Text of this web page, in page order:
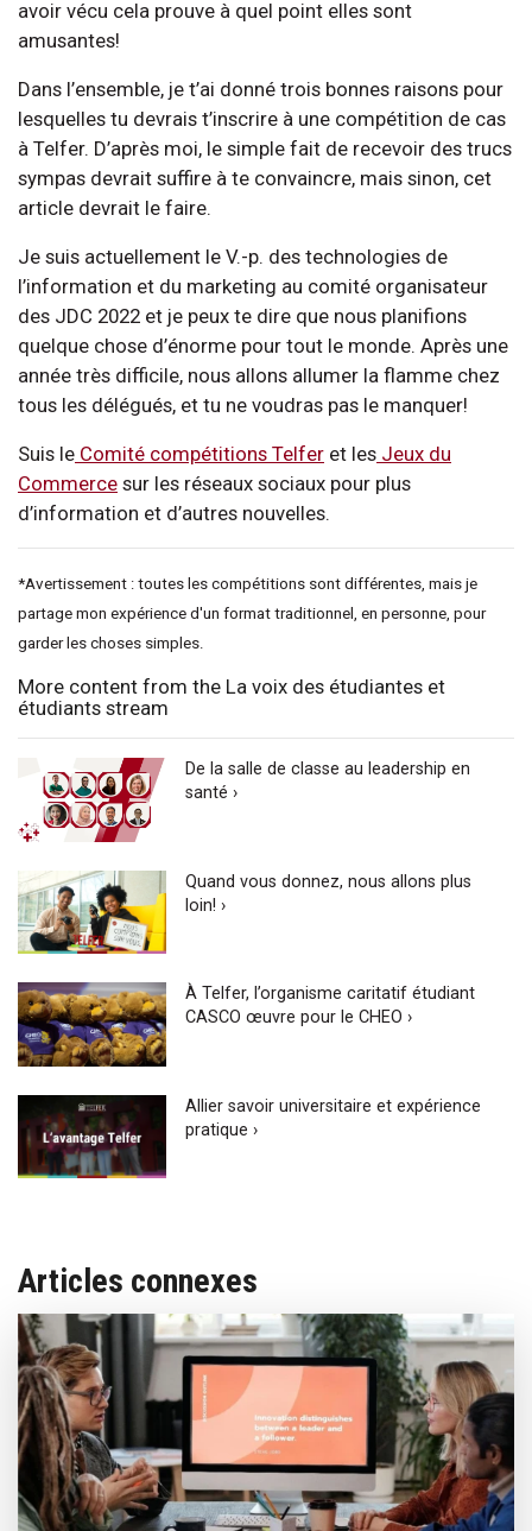
avoir vécu cela prouve à quel point elles sont
amusantes!
Dans l’ensemble, je t’ai donné trois bonnes raisons pour
lesquelles tu devrais t’inscrire à une compétition de cas
à Telfer. D’après moi, le simple fait de recevoir des trucs
sympas devrait suffire à te convaincre, mais sinon, cet
article devrait le faire.
Je suis actuellement le V.-p. des technologies de
l’information et du marketing au comité organisateur
des JDC 2022 et je peux te dire que nous planifions
quelque chose d’énorme pour tout le monde. Après une
année très difficile, nous allons allumer la flamme chez
tous les délégués, et tu ne voudras pas le manquer!
Suis le Comité compétitions Telfer et les Jeux du
Commerce sur les réseaux sociaux pour plus
d’information et d’autres nouvelles.
*Avertissement : toutes les compétitions sont différentes, mais je
partage mon expérience d'un format traditionnel, en personne, pour
garder les choses simples.
More content from the La voix des étudiantes et
étudiants stream
De la salle de classe au leadership en
santé ›
Quand vous donnez, nous allons plus
loin! ›
À Telfer, l’organisme caritatif étudiant
CASCO œuvre pour le CHEO ›
Allier savoir universitaire et expérience
pratique ›
Articles connexes